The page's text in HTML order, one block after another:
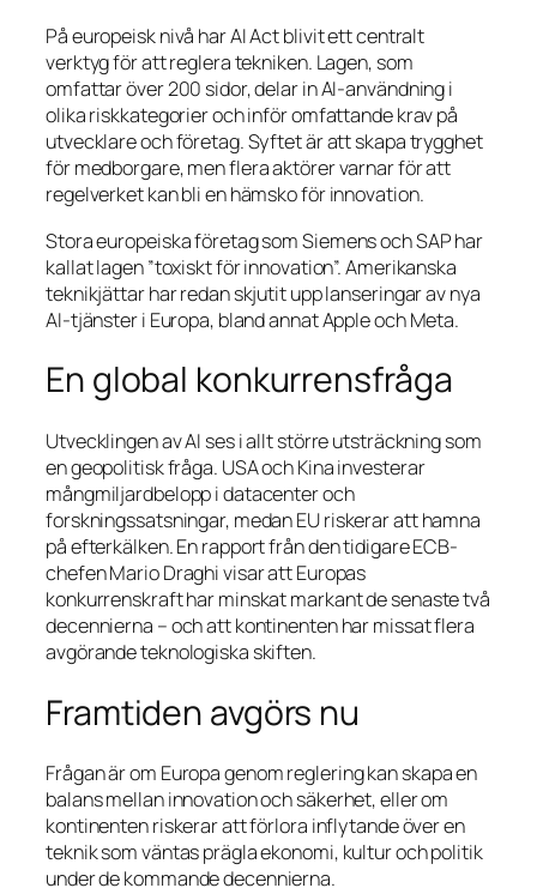
På europeisk nivå har AI Act blivit ett centralt
verktyg för att reglera tekniken. Lagen, som
omfattar över 200 sidor, delar in AI-användning i
olika riskkategorier och inför omfattande krav på
utvecklare och företag. Syftet är att skapa trygghet
för medborgare, men flera aktörer varnar för att
regelverket kan bli en hämsko för innovation.
Stora europeiska företag som Siemens och SAP har
kallat lagen ”toxiskt för innovation”. Amerikanska
teknikjättar har redan skjutit upp lanseringar av nya
AI-tjänster i Europa, bland annat Apple och Meta.
En global konkurrensfråga
Utvecklingen av AI ses i allt större utsträckning som
en geopolitisk fråga. USA och Kina investerar
mångmiljardbelopp i datacenter och
forskningssatsningar, medan EU riskerar att hamna
på efterkälken. En rapport från den tidigare ECB-
chefen Mario Draghi visar att Europas
konkurrenskraft har minskat markant de senaste två
decennierna – och att kontinenten har missat flera
avgörande teknologiska skiften.
Framtiden avgörs nu
Frågan är om Europa genom reglering kan skapa en
balans mellan innovation och säkerhet, eller om
kontinenten riskerar att förlora inflytande över en
teknik som väntas prägla ekonomi, kultur och politik
under de kommande decennierna.